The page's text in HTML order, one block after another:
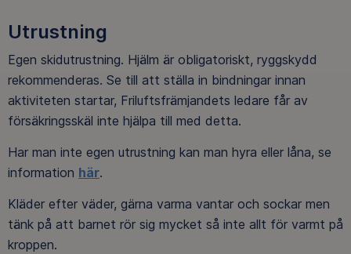
Utrustning
Egen skidutrustning. Hjälm är obligatoriskt, ryggskydd
rekommenderas. Se till att ställa in bindningar innan
aktiviteten startar, Friluftsfrämjandets ledare får av
försäkringsskäl inte hjälpa till med detta.
Har man inte egen utrustning kan man hyra eller låna, se
information här.
Kläder efter väder, gärna varma vantar och sockar men
tänk på att barnet rör sig mycket så inte allt för varmt på
kroppen.